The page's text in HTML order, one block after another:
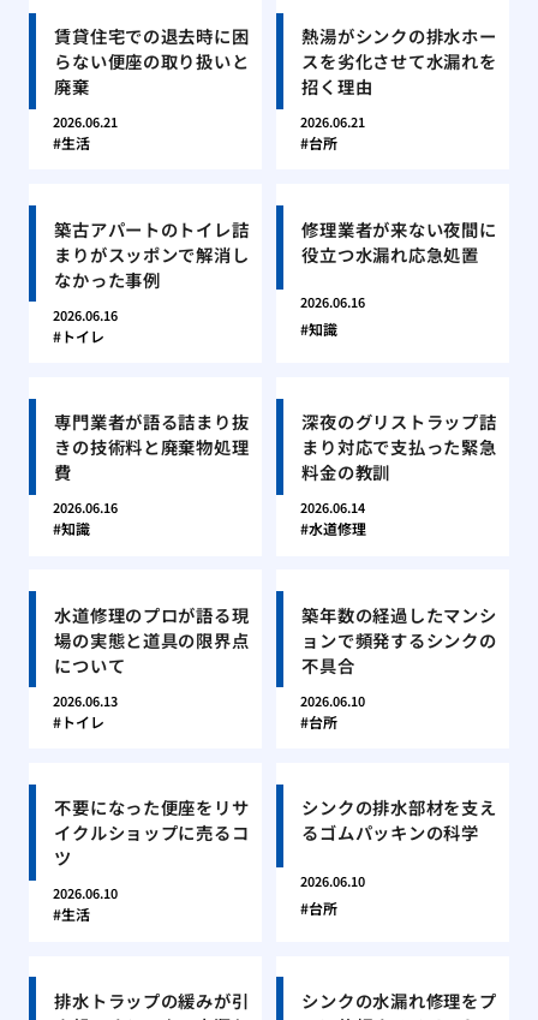
賃貸住宅での退去時に困
らない便座の取り扱いと
廃棄
2026.06.21
生活
熱湯がシンクの排水ホー
スを劣化させて水漏れを
招く理由
2026.06.21
台所
築古アパートのトイレ詰
まりがスッポンで解消し
なかった事例
2026.06.16
トイレ
修理業者が来ない夜間に
役立つ水漏れ応急処置
2026.06.16
知識
専門業者が語る詰まり抜
きの技術料と廃棄物処理
費
2026.06.16
知識
深夜のグリストラップ詰
まり対応で支払った緊急
料金の教訓
2026.06.14
水道修理
水道修理のプロが語る現
場の実態と道具の限界点
について
2026.06.13
トイレ
築年数の経過したマンシ
ョンで頻発するシンクの
不具合
2026.06.10
台所
不要になった便座をリサ
イクルショップに売るコ
ツ
2026.06.10
生活
シンクの排水部材を支え
るゴムパッキンの科学
2026.06.10
台所
排水トラップの緩みが引
シンクの水漏れ修理をプ